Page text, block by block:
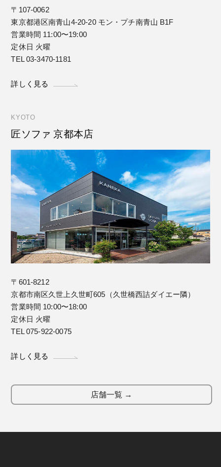
〒107-0062
東京都港区南青山4-20-20 モン・プチ南青山 B1F
営業時間 11:00〜19:00
定休日 火曜
TEL 03-3470-1181
詳しく見る
KYOTO
匠ソファ 京都本店
〒601-8212
京都市南区久世上久世町605（久世橋西詰ダイエー隣）
営業時間 10:00〜18:00
定休日 火曜
TEL 075-922-0075
詳しく見る
店舗一覧 →